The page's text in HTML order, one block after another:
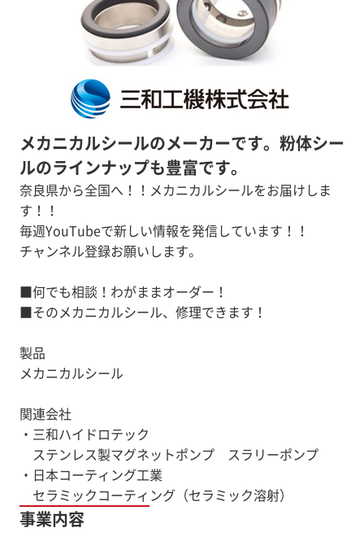
メカニカルシールのメーカーです。粉体シー
ルのラインナップも豊富です。
奈良県から全国へ！！メカニカルシールをお届けしま
す！！
毎週YouTubeで新しい情報を発信しています！！
チャンネル登録お願いします。
■何でも相談！わがままオーダー！
■そのメカニカルシール、修理できます！
製品
メカニカルシール
関連会社
・三和ハイドロテック
ステンレス製マグネットポンプ スラリーポンプ
・日本コーティング工業
セラミックコーティング（セラミック溶射）
事業内容